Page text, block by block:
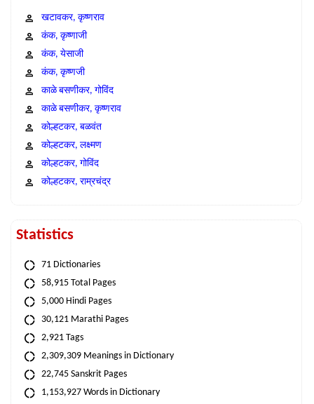
खटावकर, कृष्णराव
कंक, कृष्णाजी
कंक, येसाजी
कंक, कृष्णजी
काळे बसणीकर, गोविंद
काळे बसणीकर, कृष्णराव
कोल्हटकर, बळवंत
कोल्हटकर, लक्ष्मण
कोल्हटकर, गोविंद
कोल्हटकर, राम्रचंद्र
Statistics
71 Dictionaries
58,915 Total Pages
5,000 Hindi Pages
30,121 Marathi Pages
2,921 Tags
2,309,309 Meanings in Dictionary
22,745 Sanskrit Pages
1,153,927 Words in Dictionary